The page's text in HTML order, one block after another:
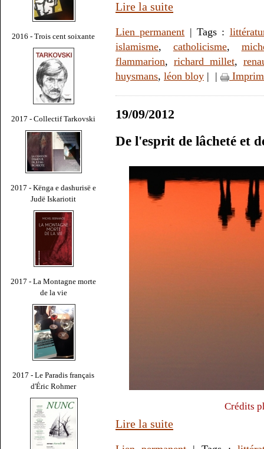
2016 - Trois cent soixante
2017 - Collectif Tarkovski
2017 - Kënga e dashurisë e
Judë Iskariotit
2017 - La Montagne morte
de la vie
2017 - Le Paradis français
d'Éric Rohmer
Lire la suite
Lien permanent | Tags :
islamisme, catholicisme,
flammarion, richard millet,
huysmans, léon bloy | |
19/09/2012
De l'esprit de lâcheté et
Crédits
Lire la suite